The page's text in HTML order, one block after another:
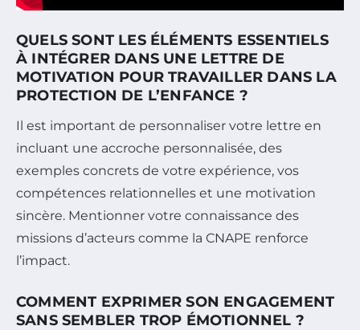
QUELS SONT LES ÉLÉMENTS ESSENTIELS
À INTÉGRER DANS UNE LETTRE DE
MOTIVATION POUR TRAVAILLER DANS LA
PROTECTION DE L’ENFANCE ?
Il est important de personnaliser votre lettre en
incluant une accroche personnalisée, des
exemples concrets de votre expérience, vos
compétences relationnelles et une motivation
sincère. Mentionner votre connaissance des
missions d’acteurs comme la CNAPE renforce
l’impact.
COMMENT EXPRIMER SON ENGAGEMENT
SANS SEMBLER TROP ÉMOTIONNEL ?